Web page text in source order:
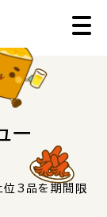
ー
位3品を期間限